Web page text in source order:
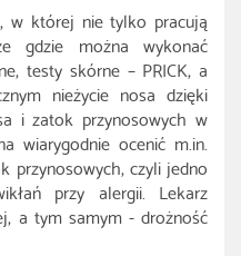
w której nie tylko pracują
gdzie można wykonać
testy skórne – PRICK, a
nieżycie nosa dzięki
i zatok przynosowych w
wiarygodnie ocenić m.in.
przynosowych, czyli jedno
przy alergii. Lekarz
a tym samym - drożność